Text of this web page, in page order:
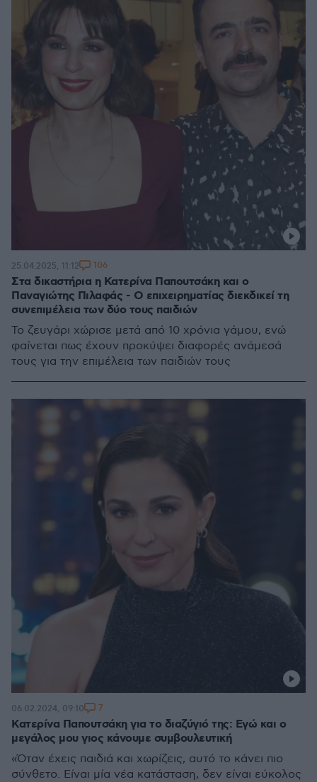
Στα δικαστήρια η Κατερίνα Παπουτσάκη και ο
Παναγιώτης Πιλαφάς - Ο επιχειρηματίας διεκδικεί τη
συνεπιμέλεια των δύο τους παιδιών
Το ζευγάρι χώρισε μετά από 10 χρόνια γάμου, ενώ
φαίνεται πως έχουν προκύψει διαφορές ανάμεσά
τους για την επιμέλεια των παιδιών τους
25.04.2025, 11:12 106
Κατερίνα Παπουτσάκη για το διαζύγιό της: Εγώ και ο
μεγάλος μου γιος κάνουμε συμβουλευτική
«Όταν έχεις παιδιά και χωρίζεις, αυτό το κάνει πιο
σύνθετο. Είναι μία νέα κατάσταση, δεν είναι εύκολος
06.02.2024, 09:10 7